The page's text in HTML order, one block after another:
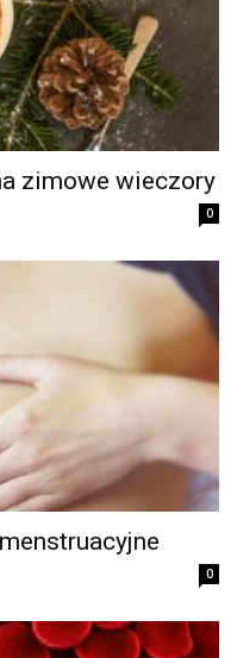
zimowe wieczory
0
0